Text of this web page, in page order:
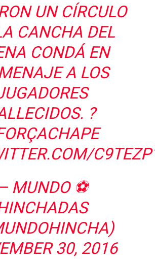
UN CÍRCULO
CANCHA DEL
CONDÁ EN
A LOS
?
MUNDO ⚽️
30, 2016